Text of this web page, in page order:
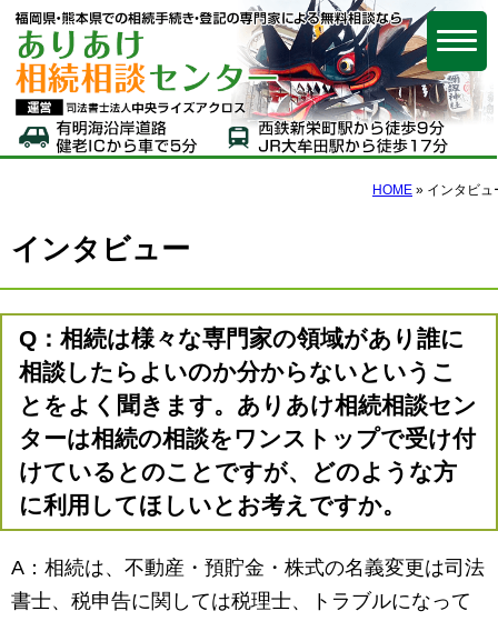
福岡県・熊本県で
HOME » インタビュ
インタビュー
Q：相続は様々な専門家の領域があり誰に
相談したらよいのか分からないというこ
とをよく聞きます。ありあけ相続相談セン
ターは相続の相談をワンストップで受け付
けているとのことですが、どのような方
に利用してほしいとお考えですか。
A：相続は、不動産・預貯金・株式の名義変更は司法
書士、税申告に関しては税理士、トラブルになって